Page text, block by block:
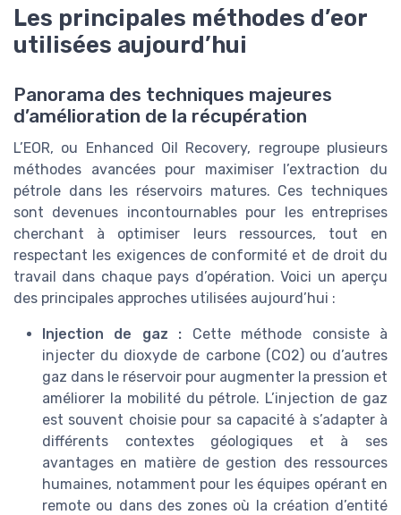
Les principales méthodes d’eor
utilisées aujourd’hui
Panorama des techniques majeures
d’amélioration de la récupération
L’EOR, ou Enhanced Oil Recovery, regroupe plusieurs
méthodes avancées pour maximiser l’extraction du
pétrole dans les réservoirs matures. Ces techniques
sont devenues incontournables pour les entreprises
cherchant à optimiser leurs ressources, tout en
respectant les exigences de conformité et de droit du
travail dans chaque pays d’opération. Voici un aperçu
des principales approches utilisées aujourd’hui :
Injection de gaz : Cette méthode consiste à
injecter du dioxyde de carbone (CO2) ou d’autres
gaz dans le réservoir pour augmenter la pression et
améliorer la mobilité du pétrole. L’injection de gaz
est souvent choisie pour sa capacité à s’adapter à
différents contextes géologiques et à ses
avantages en matière de gestion des ressources
humaines, notamment pour les équipes opérant en
remote ou dans des zones où la création d’entité